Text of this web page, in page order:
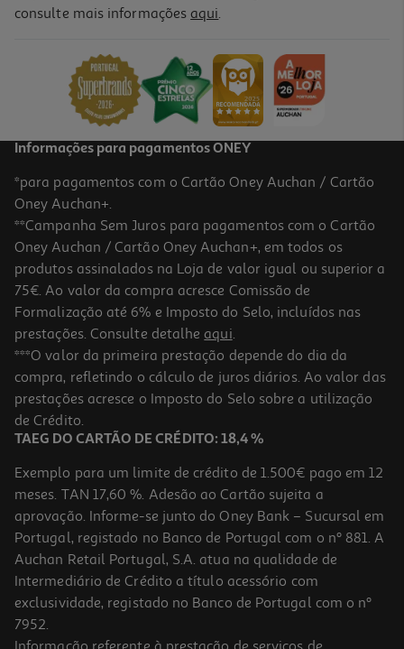
Macedónia De Legumes Bonduelle 3x200(130)g
5.0
Ervilhas Com Cenoura Compal 410g
8.5 €/Kg
1,99 €
consulte mais informações aqui.
Informações para pagamentos ONEY
*para pagamentos com o Cartão Oney Auchan / Cartão
Oney Auchan+.
**Campanha Sem Juros para pagamentos com o Cartão
Oney Auchan / Cartão Oney Auchan+, em todos os
produtos assinalados na Loja de valor igual ou superior a
75€. Ao valor da compra acresce Comissão de
Formalização até 6% e Imposto do Selo, incluídos nas
prestações. Consulte detalhe aqui.
***O valor da primeira prestação depende do dia da
compra, refletindo o cálculo de juros diários. Ao valor das
prestações acresce o Imposto do Selo sobre a utilização
de Crédito.
TAEG DO CARTÃO DE CRÉDITO: 18,4 %
Exemplo para um limite de crédito de 1.500€ pago em 12
meses. TAN 17,60 %. Adesão ao Cartão sujeita a
aprovação. Informe-se junto do Oney Bank – Sucursal em
Portugal, registado no Banco de Portugal com o nº 881. A
Auchan Retail Portugal, S.A. atua na qualidade de
Intermediário de Crédito a título acessório com
exclusividade, registado no Banco de Portugal com o nº
7952.